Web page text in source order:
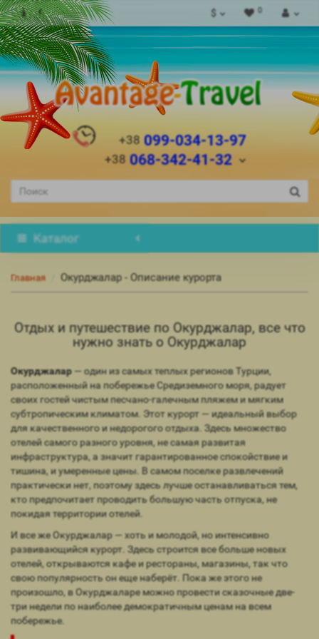
$ 0
+38 099-034-13-97
+38 068-342-41-32
Каталог
Главная Окурджалар - Описание курорта
Отдых и путешествие по Окурджалар, все что
нужно знать о Окурджалар
Окурджалар — один из самых теплых регионов Турции,
расположенный на побережье Средиземного моря, радует
своих гостей чистым песчано-галечным пляжем и мягким
субтропическим климатом. Этот курорт — идеальный выбор
для качественного и недорогого отдыха. Здесь множество
отелей самого разного уровня, не самая развитая
инфраструктура, а значит гарантированное спокойствие и
тишина, и умеренные цены. В самом поселке развлечений
практически нет, поэтому здесь лучше останавливаться тем,
кто предпочитает проводить большую часть отпуска, не
покидая территории отелей.
И все же Окурджалар — хоть и молодой, но интенсивно
развивающийся курорт. Здесь строится все больше новых
отелей, открываются кафе и рестораны, магазины, так что
свою популярность он еще наберёт. Пока же этого не
произошло, в Окурджаларе можно провести сказочные две-
три недели по наиболее демократичным ценам на всем
побережье.